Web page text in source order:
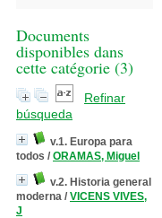
Documents
disponibles dans
cette catégorie (3)
Refinar
búsqueda
v.1. Europa para
todos / ORAMAS, Miguel
v.2. Historia general
moderna / VICENS VIVES,
J